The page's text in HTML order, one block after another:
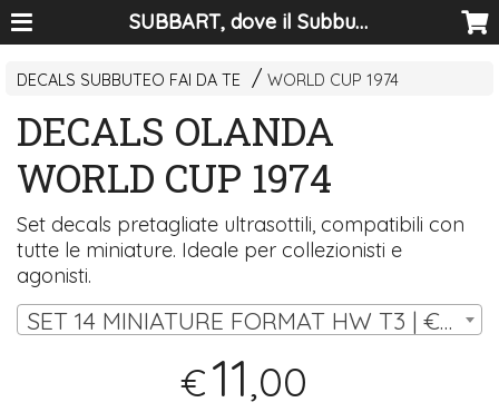
SUBBART, dove il Subbuteo diventa arte
DECALS SUBBUTEO FAI DA TE WORLD CUP 1974
DECALS OLANDA
WORLD CUP 1974
Set decals pretagliate ultrasottili, compatibili con
tutte le miniature. Ideale per collezionisti e
agonisti.
SET 14 MINIATURE FORMAT HW T3 | € 11,00
€11,00